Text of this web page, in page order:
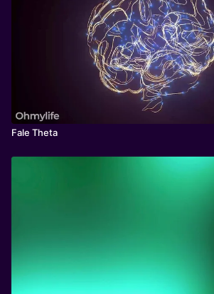
zwiększeniu energii poznawczej i czujności.
Fale Theta